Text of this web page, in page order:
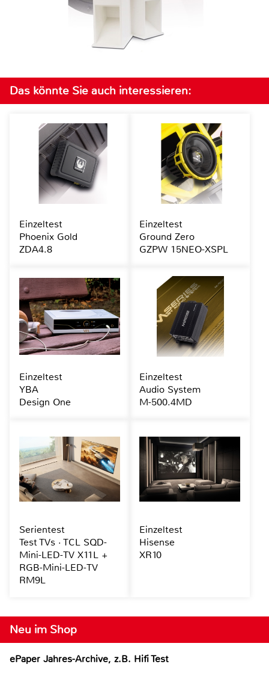
Neu im Shop
ePaper Jahres-Archive, z.B. Hifi Test
Das könnte Sie auch interessieren:
Einzeltest
Phoenix Gold
ZDA4.8
Einzeltest
Ground Zero
GZPW 15NEO-XSPL
Einzeltest
YBA
Design One
Einzeltest
Audio System
M-500.4MD
Serientest
Test TVs · TCL SQD-
Mini-LED-TV X11L +
RGB-Mini-LED-TV
RM9L
Einzeltest
Hisense
XR10